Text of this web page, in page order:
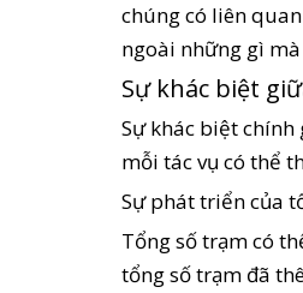
chúng có liên
ngoài những gì
Sự khác biệt
Sự khác biệt
mỗi tác vụ có thể
Sự phát triển của
Tổng số trạm có
tổng số trạm đã